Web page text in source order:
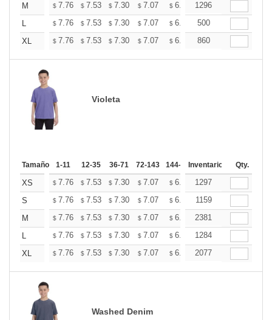
M
$ 7.76 $ 7.53 $ 7.30 $ 7.07 $ 6.84 $6.73
1296
L
$ 7.76 $ 7.53 $ 7.30 $ 7.07 $ 6.84 $6.73
500
XL
$ 7.76 $ 7.53 $ 7.30 $ 7.07 $ 6.84 $6.73
860
Violeta
Tamaño 1-11 12-35 36-71 72-143 144-287 288 + Mas
Inventario Qty.
XS $ 7.76 $ 7.53 $ 7.30 $ 7.07 $ 6.84 $6.73
1297
S
$ 7.76 $ 7.53 $ 7.30 $ 7.07 $ 6.84 $6.73
1159
M
$ 7.76 $ 7.53 $ 7.30 $ 7.07 $ 6.84 $6.73
2381
L
$ 7.76 $ 7.53 $ 7.30 $ 7.07 $ 6.84 $6.73
1284
XL
$ 7.76 $ 7.53 $ 7.30 $ 7.07 $ 6.84 $6.73
2077
Washed Denim